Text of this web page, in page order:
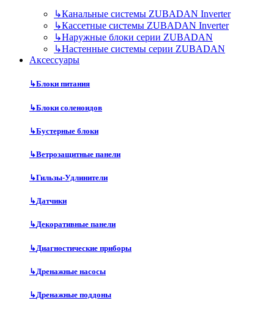
↳Канальные системы ZUBADAN Inverter
↳Кассетные системы ZUBADAN Inverter
↳Наружные блоки серии ZUBADAN
↳Настенные системы серии ZUBADAN
Аксесcуары
↳Блоки питания
↳Блоки соленоидов
↳Бустерные блоки
↳Ветрозащитные панели
↳Гильзы-Удлинители
↳Датчики
↳Декоративные панели
↳Диагностические приборы
↳Дренажные насосы
↳Дренажные поддоны